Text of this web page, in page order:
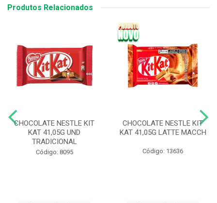
Produtos Relacionados
CHOCOLATE NESTLE KIT
KAT 41,05G UND
TRADICIONAL
Código: 8095
CHOCOLATE NESTLE KIT
KAT 41,05G LATTE MACCH
Código: 13636